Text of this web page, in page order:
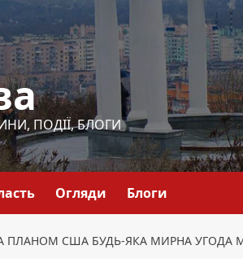
ПОДІЇ, БЛОГИ
Огляди Блоги
ПЛАНОМ США БУДЬ-ЯКА МИРНА УГОДА